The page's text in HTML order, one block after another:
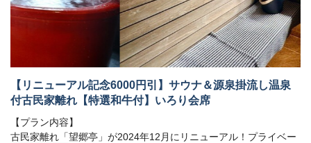
【リニューアル記念6000円引】サウナ＆源泉掛流し温泉
付古民家離れ【特選和牛付】いろり会席
【プラン内容】
古民家離れ「望郷亭」が2024年12月にリニューアル！プライベー